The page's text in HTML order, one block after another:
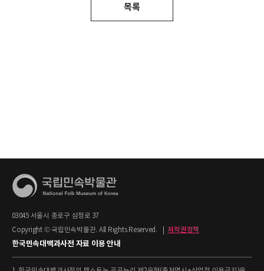
목록
03045 서울시 종로구 삼청로 37
Copyright © 국립민속박물관. All Rights Reserved.
저작권정책
한국민속대백과사전 자료 이용 안내